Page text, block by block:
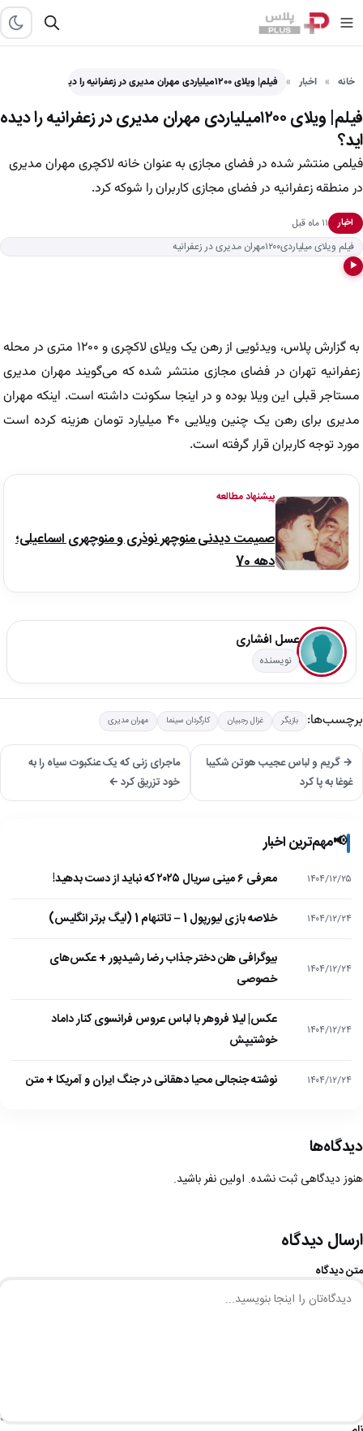
خانه اخبار فیلم| ویلای ۱۲۰۰میلیاردی مهران مدیری در زعفرانیه را دیده اید؟
فیلم| ویلای ۱۲۰۰میلیاردی مهران مدیری در زعفرانیه را دیده
اید؟
فیلمی منتشر شده در فضای مجازی به عنوان خانه لاکچری مهران مدیری
در منطقه زعفرانیه در فضای مجازی کاربران را شوکه کرد.
اخبار
۱۱ ماه قبل
فیلم ویلای میلیاردی۱۲۰۰مهران مدیری در زعفرانیه
▶
به گزارش پلاس، ویدئویی از رهن یک ویلای لاکچری و ۱۲۰۰ متری در محله
زعفرانیه تهران در فضای مجازی منتشر شده که می‌گویند مهران مدیری
مستاجر قبلی این ویلا بوده و در اینجا سکونت داشته است. اینکه مهران
مدیری برای رهن یک چنین ویلایی ۴۰ میلیارد تومان هزینه کرده است
مورد توجه کاربران قرار گرفته است.
پیشنهاد مطالعه
صمیمت دیدنی منوچهر نوذری و منوچهری اسماعیلی؛
دهه 70
عسل افشاری
نویسنده
برچسب‌ها: بازیگر غزال رجبیان کارگردان سینما مهران مدیری
→ گریم و لباس عجیب هوتن شکیبا
غوغا به پا کرد
ماجرای زنی که یک عنکبوت سیاه را به
خود تزریق کرد ←
📢مهم‌ترین اخبار
۱۴۰۴/۱۲/۲۵ معرفی ۶ مینی سریال ۲۰۲۵ که نباید از دست بدهید!
۱۴۰۴/۱۲/۲۴ خلاصه بازی لیورپول 1 – تاتنهام 1 (لیگ برتر انگلیس)
۱۴۰۴/۱۲/۲۴
بیوگرافی هلن دختر جذاب رضا رشیدپور + عکس‌های
خصوصی
۱۴۰۴/۱۲/۲۴
عکس| لیلا فروهر با لباس عروس فرانسوی کنار داماد
خوشتیپش
۱۴۰۴/۱۲/۲۴ نوشته جنجالی محیا دهقانی در جنگ ایران و آمریکا + متن
دیدگاه‌ها
هنوز دیدگاهی ثبت نشده. اولین نفر باشید.
ارسال دیدگاه
متن دیدگاه